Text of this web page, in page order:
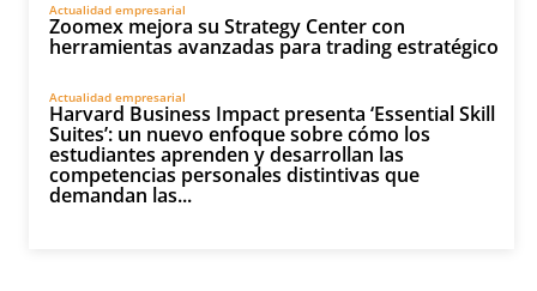
Actualidad empresarial
Zoomex mejora su Strategy Center con
herramientas avanzadas para trading estratégico
Actualidad empresarial
Harvard Business Impact presenta ‘Essential Skill
Suites’: un nuevo enfoque sobre cómo los
estudiantes aprenden y desarrollan las
competencias personales distintivas que
demandan las...